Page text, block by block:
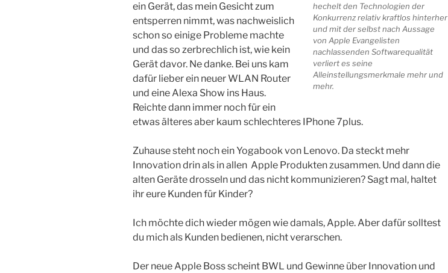
hechelt den Technologien der
Konkurrenz relativ kraftlos hinterher
und mit der selbst nach Aussage
von Apple Evangelisten
nachlassenden Softwarequalität
verliert es seine
Alleinstellungsmerkmale mehr und
mehr.
ein Gerät, das mein Gesicht zum
entsperren nimmt, was nachweislich
schon so einige Probleme machte
und das so zerbrechlich ist, wie kein
Gerät davor. Ne danke. Bei uns kam
dafür lieber ein neuer WLAN Router
und eine Alexa Show ins Haus.
Reichte dann immer noch für ein
etwas älteres aber kaum schlechteres IPhone 7plus.
Zuhause steht noch ein Yogabook von Lenovo. Da steckt mehr
Innovation drin als in allen Apple Produkten zusammen. Und dann die
alten Geräte drosseln und das nicht kommunizieren? Sagt mal, haltet
ihr eure Kunden für Kinder?
Ich möchte dich wieder mögen wie damals, Apple. Aber dafür solltest
du mich als Kunden bedienen, nicht verarschen.
Der neue Apple Boss scheint BWL und Gewinne über Innovation und